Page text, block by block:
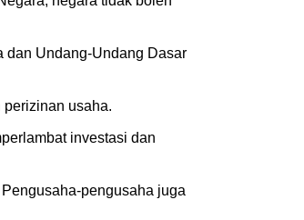
dan Undang-Undang Dasar
usaha.
investasi dan
pengusaha juga